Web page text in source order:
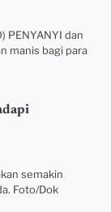
PENYANYI dan
manis bagi para
semakin
Foto/Dok